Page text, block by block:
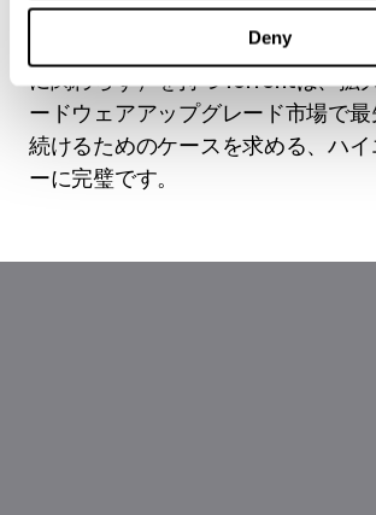
Deny
Prisma PWMファン5台を同梱、な
ます。優れた冷却効果（ウォーター
に関わらず）を持つTorrentは、拡
ードウェアアップグレード市場で最
続けるためのケースを求める、ハ
ーに完璧です。